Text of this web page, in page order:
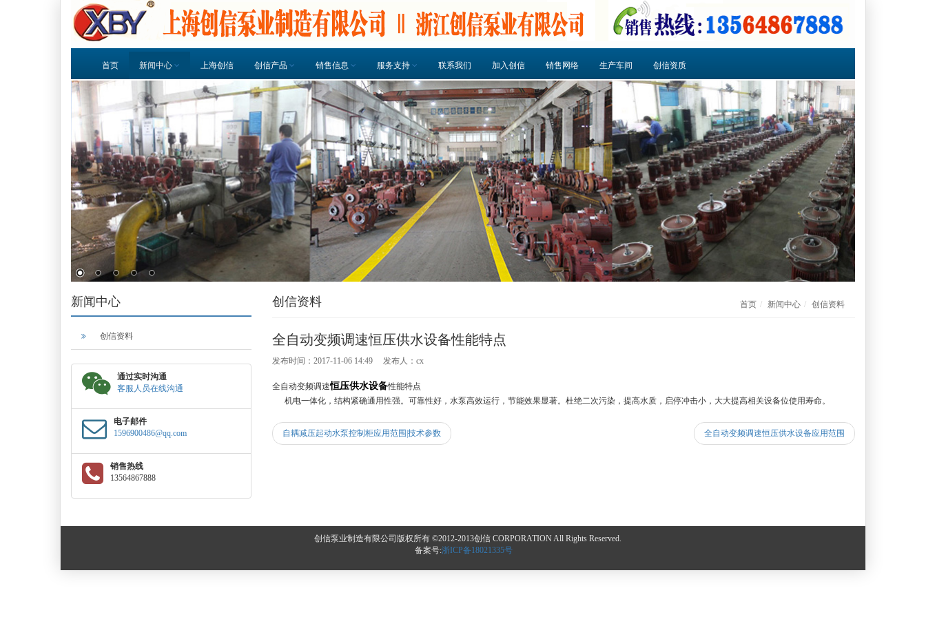
首页 新闻中心 上海创信 创信产品 销售信息 服务支持 联系我们 加入创信 销售网络 生产车间 创信资质
新闻中心
创信资料
通过实时沟通
客服人员在线沟通
电子邮件
1596900486@qq.com
销售热线
13564867888
创信资料 首页 新闻中心 创信资料
全自动变频调速恒压供水设备性能特点
发布时间：2017-11-06 14:49 发布人：cx
全自动变频调速恒压供水设备性能特点
机电一体化，结构紧确通用性强。可靠性好，水泵高效运行，节能效果显著。杜绝二次污染，提高水质，启停冲击小，大大提高相关设备位使用寿命。
自耦减压起动水泵控制柜应用范围|技术参数 全自动变频调速恒压供水设备应用范围
创信泵业制造有限公司版权所有 ©2012-2013创信 CORPORATION All Rights Reserved.
备案号:浙ICP备18021335号